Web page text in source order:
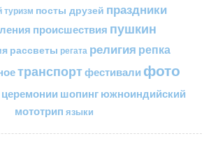
туризм посты друзей праздники
происшествия пушкин
рассветы регата религия репка
транспортфестивали фото
церемонии шопингюжноиндийский
мототрип языки